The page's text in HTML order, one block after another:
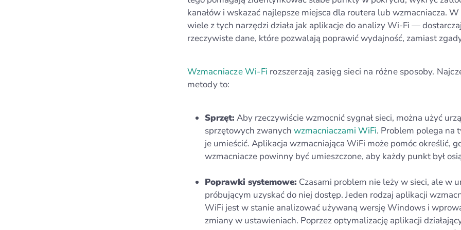
kanałów i wskazać najlepsze miejsca dla routera lub wzmacniacza.
wiele z tych narzędzi działa jak aplikacje do analizy Wi-Fi —
rzeczywiste dane, które pozwalają poprawić wydajność, zamiast
Wzmacniacze Wi-Fi rozszerzają zasięg sieci na różne sposoby.
metody to:
Sprzęt: Aby rzeczywiście wzmocnić sygnał sieci, można użyć
sprzętowych zwanych wzmacniaczami WiFi. Problem polega na
je umieścić. Aplikacja wzmacniająca WiFi może pomóc określić,
wzmacniacze powinny być umieszczone, aby każdy punkt był
Poprawki systemowe: Czasami problem nie leży w sieci, ale w
próbującym uzyskać do niej dostęp. Jeden rodzaj aplikacji
WiFi jest w stanie analizować używaną wersję Windows i
zmiany w ustawieniach. Poprzez optymalizację aplikacji